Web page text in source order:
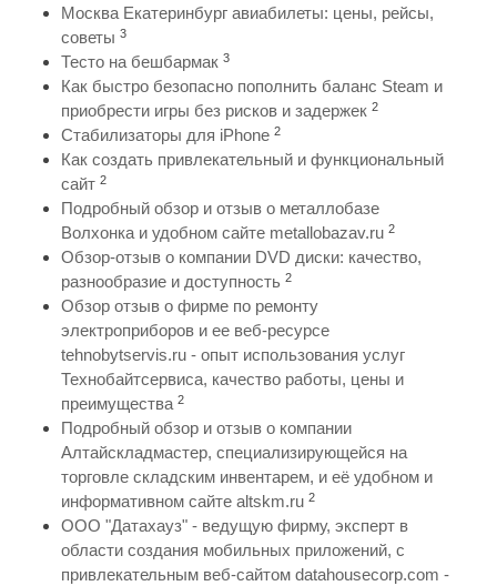
Москва Екатеринбург авиабилеты: цены, рейсы,
советы 3
Тесто на бешбармак 3
Как быстро безопасно пополнить баланс Steam и
приобрести игры без рисков и задержек 2
Стабилизаторы для iPhone 2
Как создать привлекательный и функциональный
сайт 2
Подробный обзор и отзыв о металлобазе
Волхонка и удобном сайте metallobazav.ru 2
Обзор-отзыв о компании DVD диски: качество,
разнообразие и доступность 2
Обзор отзыв о фирме по ремонту
электроприборов и ее веб-ресурсе
tehnobytservis.ru - опыт использования услуг
Технобайтсервиса, качество работы, цены и
преимущества 2
Подробный обзор и отзыв о компании
Алтайскладмастер, специализирующейся на
торговле складским инвентарем, и её удобном и
информативном сайте altskm.ru 2
ООО "Датахауз" - ведущую фирму, эксперт в
области создания мобильных приложений, с
привлекательным веб-сайтом datahousecorp.com -